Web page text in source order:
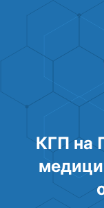
КГП на